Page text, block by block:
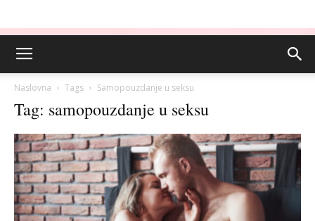
Naslovna Tags Samopouzdanje u seksu
Tag: samopouzdanje u seksu